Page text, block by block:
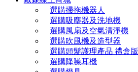
選購掃拖機器人
選購吸塵器及洗地機
選購風扇及空氣清淨機
選購吹風機及造型器
選購頭髮護理產品 禮盒版
選購降噪耳機